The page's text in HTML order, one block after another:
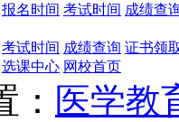
报名时间 考试时间 成绩查
考试时间 成绩查询 证书领
选课中心 网校首页
： 医学教